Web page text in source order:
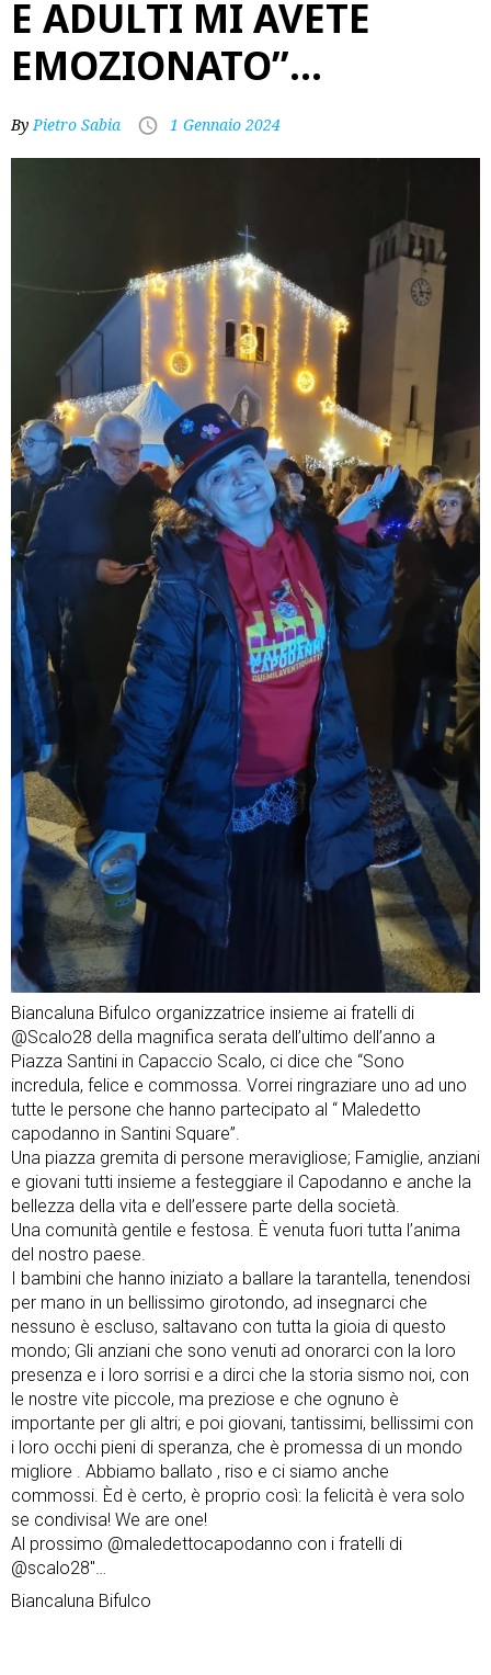
E ADULTI MI AVETE
EMOZIONATO”…
ByPietro Sabia 1 Gennaio 2024
Biancaluna Bifulco organizzatrice insieme ai fratelli di
@Scalo28 della magnifica serata dell’ultimo dell’anno a
Piazza Santini in Capaccio Scalo, ci dice che “Sono
incredula, felice e commossa. Vorrei ringraziare uno ad uno
tutte le persone che hanno partecipato al “ Maledetto
capodanno in Santini Square”.
Una piazza gremita di persone meravigliose; Famiglie, anziani
e giovani tutti insieme a festeggiare il Capodanno e anche la
bellezza della vita e dell’essere parte della società.
Una comunità gentile e festosa. È venuta fuori tutta l’anima
del nostro paese.
I bambini che hanno iniziato a ballare la tarantella, tenendosi
per mano in un bellissimo girotondo, ad insegnarci che
nessuno è escluso, saltavano con tutta la gioia di questo
mondo; Gli anziani che sono venuti ad onorarci con la loro
presenza e i loro sorrisi e a dirci che la storia sismo noi, con
le nostre vite piccole, ma preziose e che ognuno è
importante per gli altri; e poi giovani, tantissimi, bellissimi con
i loro occhi pieni di speranza, che è promessa di un mondo
migliore . Abbiamo ballato , riso e ci siamo anche
commossi. Èd è certo, è proprio così: la felicità è vera solo
se condivisa! We are one!
Al prossimo @maledettocapodanno con i fratelli di
@scalo28″…
Biancaluna Bifulco